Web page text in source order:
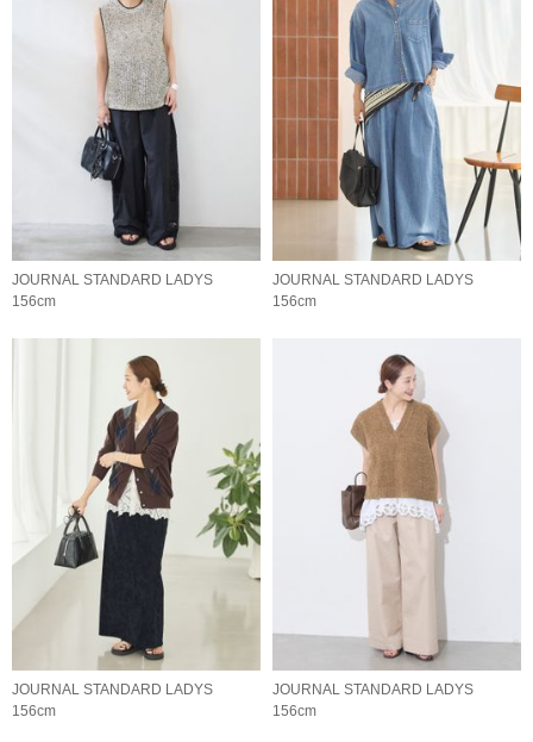
JOURNAL STANDARD LADYS
156cm
JOURNAL STANDARD LADYS
156cm
JOURNAL STANDARD LADYS
156cm
JOURNAL STANDARD LADYS
156cm